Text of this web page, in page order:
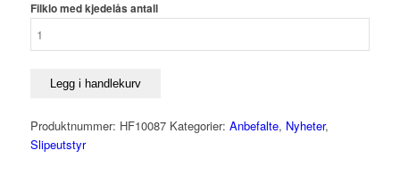
Filklo med kjedelås antall
Legg i handlekurv
Produktnummer: HF10087 Kategorier: Anbefalte, Nyheter,
Slipeutstyr